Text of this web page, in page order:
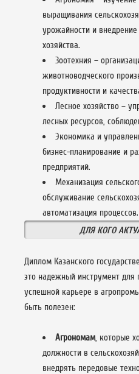
выращивания
урожайности и
хозяйства.
Зоотехния –
животноводческого
продуктивности и
Лесное хозяйство –
лесных ресурсов,
Экономика и
бизнес-планирование и
предприятий.
Механизация
обслуживание
автоматизация процессов.
ДЛЯ КОГО
Диплом Казанского
это надежный инструмент для
успешной карьере в
быть полезен:
Агрономам, которые
должности в
внедрять передовые